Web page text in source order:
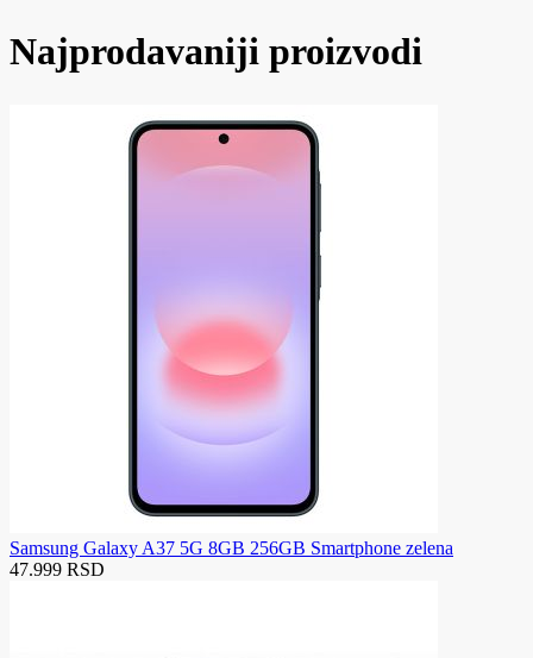
Najprodavaniji proizvodi
Samsung Galaxy A37 5G 8GB 256GB Smartphone zelena
47.999 RSD